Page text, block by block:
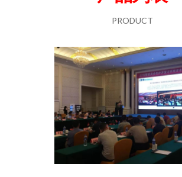
PRODUCT